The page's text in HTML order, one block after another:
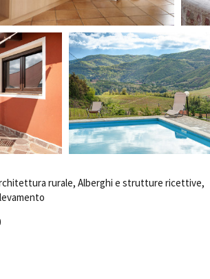
Cove - Erasmus +
che storia!
- Immagini e location della
di Paolo Sorrentino
Day
TOur!
Lavora
Elenco
rurale, Alberghi e strutture ricettive,